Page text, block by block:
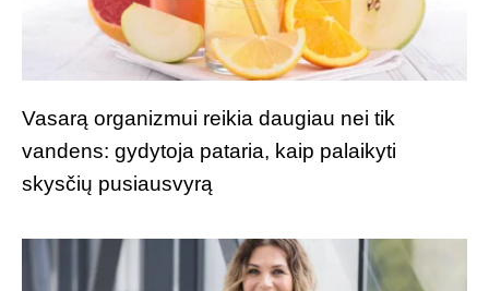
Vasarą organizmui reikia daugiau nei tik
vandens: gydytoja pataria, kaip palaikyti
skysčių pusiausvyrą